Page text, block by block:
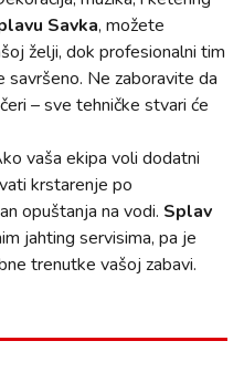
Savka, možete
želji, dok profesionalni tim
Ne zaboravite da
– sve tehničke stvari će
vaša ekipa voli dodatni
krstarenje po
opuštanja na vodi. Splav
jahting servisima, pa je
trenutke vašoj zabavi.